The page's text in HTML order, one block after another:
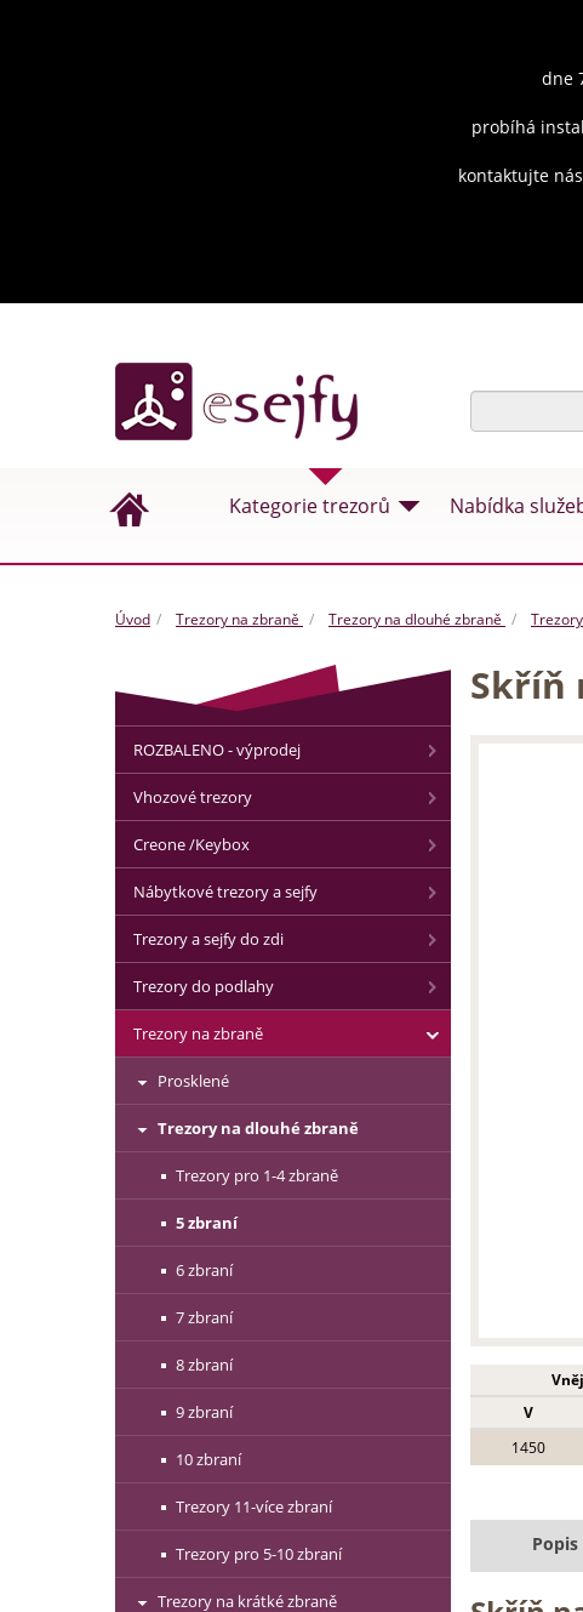
dne
probíhá
kontaktujte
Kategorie trezorů Nabídka
Úvod Trezory na zbraně Trezory na dlouhé zbraně
Skříň
V
1450
Popis
ROZBALENO - výprodej
Vhozové trezory
Creone /Keybox
Nábytkové trezory a sejfy
Trezory a sejfy do zdi
Trezory do podlahy
Trezory na zbraně
Prosklené
Trezory na dlouhé zbraně
Trezory pro 1-4 zbraně
5 zbraní
6 zbraní
7 zbraní
8 zbraní
9 zbraní
10 zbraní
Trezory 11-více zbraní
Trezory pro 5-10 zbraní
Trezory na krátké zbraně